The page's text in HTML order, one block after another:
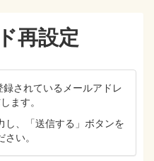
再設定
録されているメールアドレ
ます。
し、「送信する」ボタンを
い。